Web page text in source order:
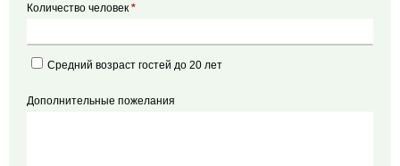
Количество человек *
Средний возраст гостей до 20 лет
Дополнительные пожелания